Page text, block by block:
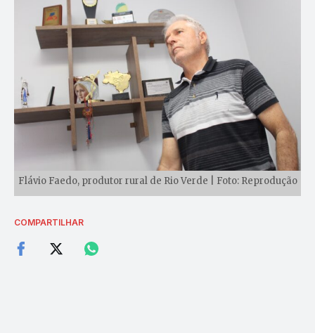
Flávio Faedo, produtor rural de Rio Verde | Foto: Reprodução
COMPARTILHAR